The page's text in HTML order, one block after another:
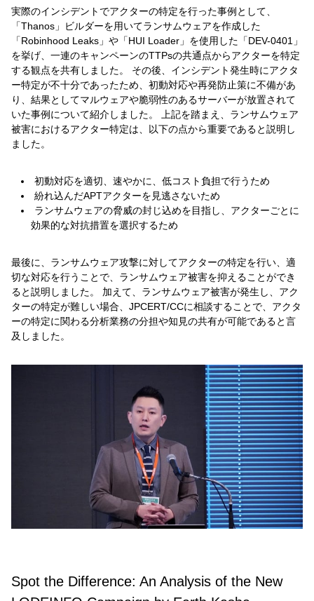
実際のインシデントでアクターの特定を行った事例として、
「Thanos」ビルダーを用いてランサムウェアを作成した
「Robinhood Leaks」や「HUI Loader」を使用した「DEV-0401」
を挙げ、一連のキャンペーンのTTPsの共通点からアクターを特定
する観点を共有しました。 その後、インシデント発生時にアクタ
ー特定が不十分であったため、初動対応や再発防止策に不備があ
り、結果としてマルウェアや脆弱性のあるサーバーが放置されて
いた事例について紹介しました。 上記を踏まえ、ランサムウェア
被害におけるアクター特定は、以下の点から重要であると説明し
ました。
初動対応を適切、速やかに、低コスト負担で行うため
紛れ込んだAPTアクターを見逃さないため
ランサムウェアの脅威の封じ込めを目指し、アクターごとに
効果的な対抗措置を選択するため
最後に、ランサムウェア攻撃に対してアクターの特定を行い、適
切な対応を行うことで、ランサムウェア被害を抑えることができ
ると説明しました。 加えて、ランサムウェア被害が発生し、アク
ターの特定が難しい場合、JPCERT/CCに相談することで、アクタ
ーの特定に関わる分析業務の分担や知見の共有が可能であると言
及しました。
Spot the Difference: An Analysis of the New